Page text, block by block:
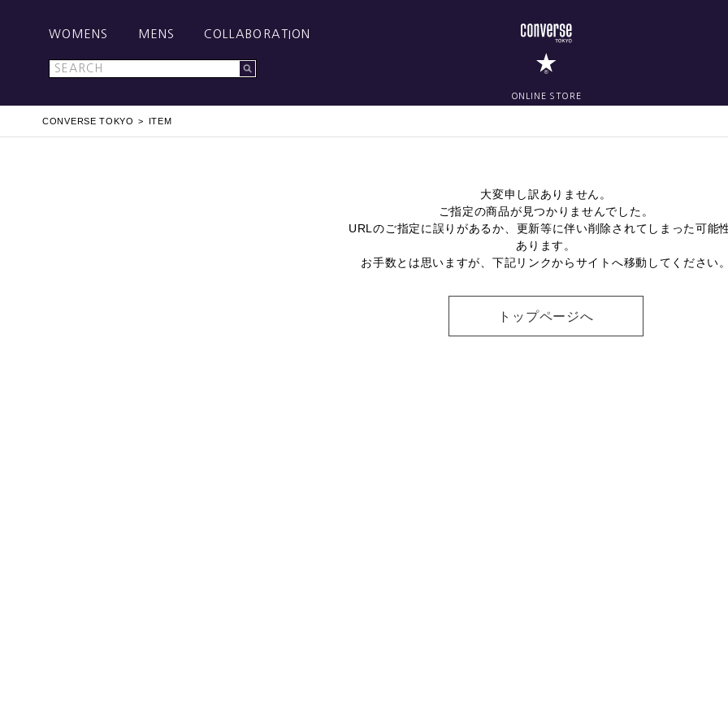
WOMENS MENS COLLABORATION
ONLINE STORE
CONVERSE TOKYO ITEM
大変申し訳ありません。
ご指定の商品が見つかりませんでした。
URLのご指定に誤りがあるか、更新等に伴い削除されてしまった可能
あります。
お手数とは思いますが、下記リンクからサイトへ移動してください。
トップページへ